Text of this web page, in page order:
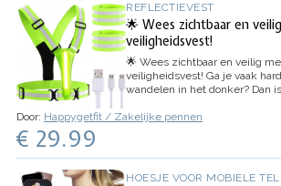
REFLECTIEVEST
🌟 Wees zichtbaar en
veiligheidsvest!
🌟 Wees zichtbaar en veilig
veiligheidsvest! Ga je vaak
wandelen in het donker? Dan
heldere reflecterende strips en
Door: Happygetfit / Zakelijke pennen
€ 29.99
HOESJE VOOR MOBIELE